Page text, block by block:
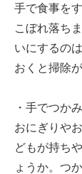
手で食事を
こぼれ落ち
いにするの
おくと掃除
・手でつか
おにぎりや
どもが持ち
ょうか。つ